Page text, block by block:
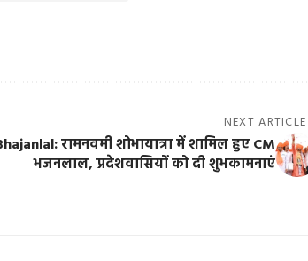
NEXT ARTICLE
रामनवमी शोभायात्रा में शामिल हुए CM
भजनलाल, प्रदेशवासियों को दी शुभकामनाएं